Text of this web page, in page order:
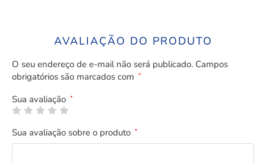
AVALIAÇÃO DO PRODUTO
O seu endereço de e-mail não será publicado. Campos
obrigatórios são marcados com *
Sua avaliação *
Sua avaliação sobre o produto *